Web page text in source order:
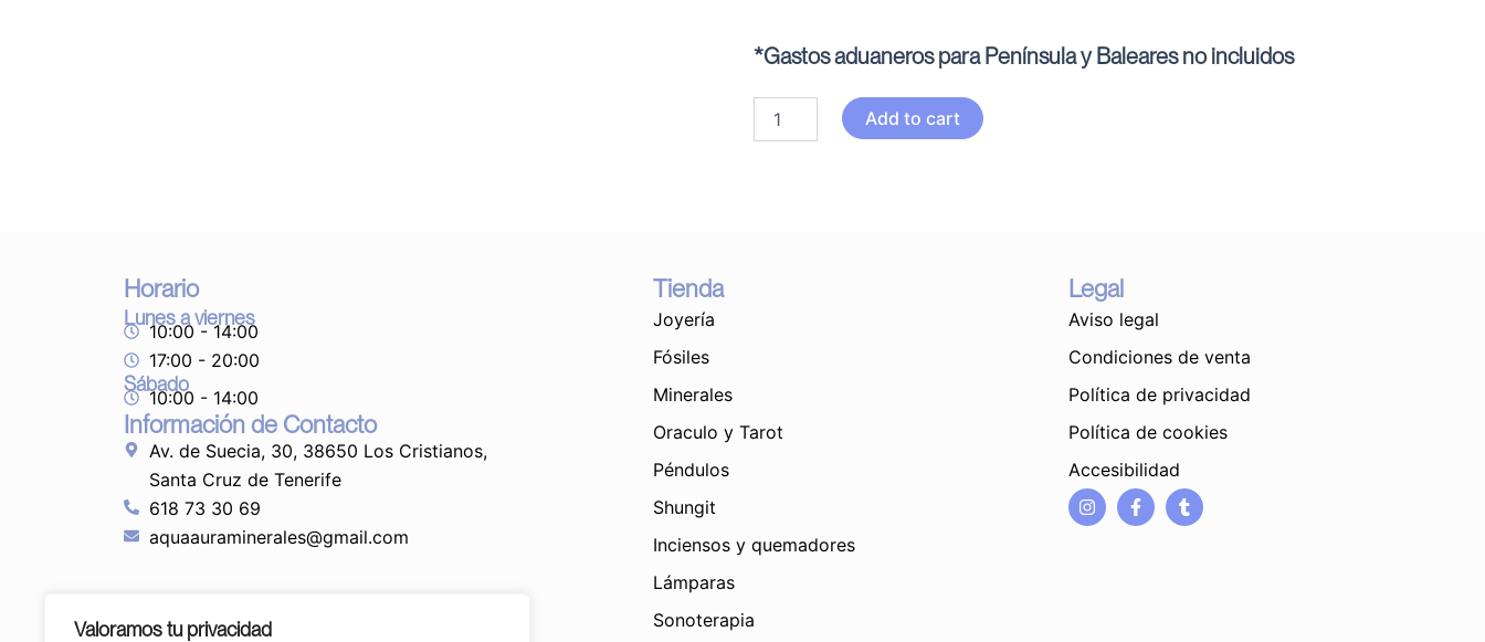
Valoramos tu privacidad
*Gastos aduaneros para Península y Baleares no incluidos
DENDRITICA
Add to cart
Horario
Lunes a viernes
10:00 - 14:00
17:00 - 20:00
Sábado
10:00 - 14:00
Información de Contacto
Av. de Suecia, 30, 38650 Los Cristianos,
Santa Cruz de Tenerife
618 73 30 69
aquaauraminerales@gmail.com
Tienda
Joyería
Fósiles
Minerales
Oraculo y Tarot
Péndulos
Shungit
Inciensos y quemadores
Lámparas
Sonoterapia
Legal
Aviso legal
Condiciones de venta
Política de privacidad
Política de cookies
Accesibilidad
I
n
F
a
T
u